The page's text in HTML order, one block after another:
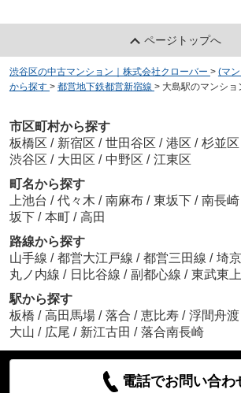
ページトップへ
渋谷区の中古マンション｜株式会社クローバー > (マ
から探す > 都営地下鉄都営新宿線 > 大島駅のマンショ
市区町村から探す
板橋区 / 新宿区 / 世田谷区 / 港区 / 杉並区
渋谷区 / 大田区 / 中野区 / 江東区
町名から探す
上池台 / 代々木 / 南麻布 / 東坂下 / 南長崎
坂下 / 本町 / 高田
路線から探す
山手線 / 都営大江戸線 / 都営三田線 / 埼
丸ノ内線 / 日比谷線 / 副都心線 / 東武東
駅から探す
板橋 / 高田馬場 / 落合 / 恵比寿 / 浮間舟渡
大山 / 広尾 / 新江古田 / 落合南長崎
電話でお問い合わ